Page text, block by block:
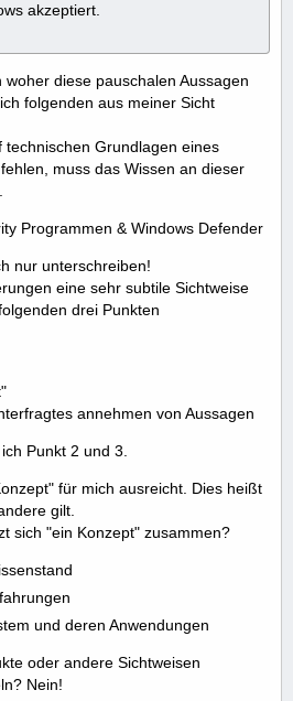
akzeptiert.
diese pauschalen Aussagen
folgenden aus meiner Sicht
technischen Grundlagen eines
muss das Wissen an dieser
Programmen & Windows Defender
nur unterschreiben!
eine sehr subtile Sichtweise
drei Punkten
annehmen von Aussagen
Punkt 2 und 3.
für mich ausreicht. Dies heißt
gilt.
sich "ein Konzept" zusammen?
und deren Anwendungen
oder andere Sichtweisen
Nein!